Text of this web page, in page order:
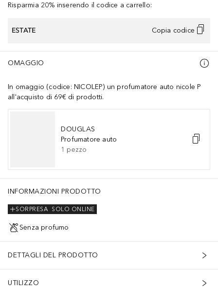
Risparmia 20% inserendo il codice a carrello:
ESTATE Copia codice
OMAGGIO
In omaggio (codice: NICOLEP) un profumatore auto nicole P
all'acquisto di 69€ di prodotti.
DOUGLAS
Profumatore auto
1 pezzo
INFORMAZIONI PRODOTTO
SOLO ONLINE
SORPRESA
Senza profumo
DETTAGLI DEL PRODOTTO
UTILIZZO